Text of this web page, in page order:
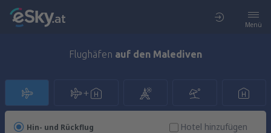
Menü
Flughäfen auf den Malediven
Hin- und Rückflug
Hotel hinzufügen